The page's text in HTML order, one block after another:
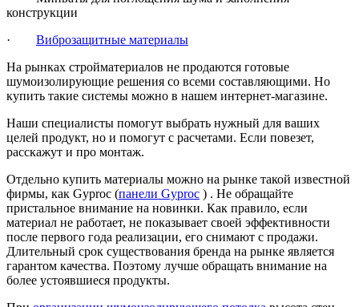
конструкции
· Виброзащитные материалы
На рынках стройматериалов не продаются готовые
шумоизолирующие решения со всеми составляющими. Но
купить такие системы можно в нашем интернет-магазине.
Наши специалисты помогут выбрать нужный для ваших
целей продукт, но и помогут с расчетами. Если повезет,
расскажут и про монтаж.
Отдельно купить материалы можно на рынке такой известной
фирмы, как Gyproc (панели Gyproc ) . Не обращайте
пристальное внимание на новинки. Как правило, если
материал не работает, не показывает своей эффективности
после первого года реализации, его снимают с продажи.
Длительный срок существования бренда на рынке является
гарантом качества. Поэтому лучше обращать внимание на
более устоявшиеся продукты.